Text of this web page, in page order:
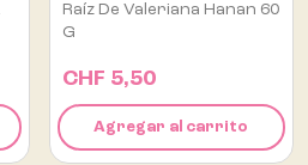
Raíz De Valeriana Hanan 60
G
CHF 5,50
Agregar al carrito